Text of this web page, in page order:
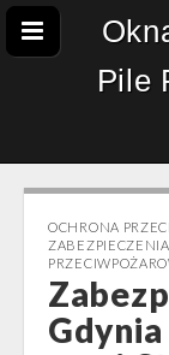
Pile
OCHRONA